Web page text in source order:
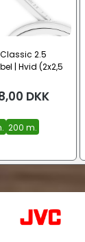
Classic 2.5
| Hvid (2x2,5
DKK
200 m.